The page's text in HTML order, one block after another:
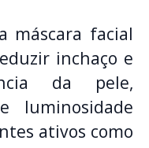
máscara facial
inchaço e
da pele,
luminosidade
ativos como